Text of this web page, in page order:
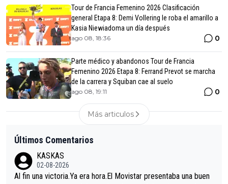
Tour de Francia Femenino 2026 Clasificación
general Etapa 8: Demi Vollering le roba el amarillo a
Kasia Niewiadoma un día después
ago 08, 18:36 0
Parte médico y abandonos Tour de Francia
Femenino 2026 Etapa 8: Ferrand Prevot se marcha
de la carrera y Squiban cae al suelo
ago 08, 19:11 0
Más articulos
Últimos Comentarios
KASKAS
02-08-2026
Al fin una victoria.Ya era hora.El Movistar presentaba una buen